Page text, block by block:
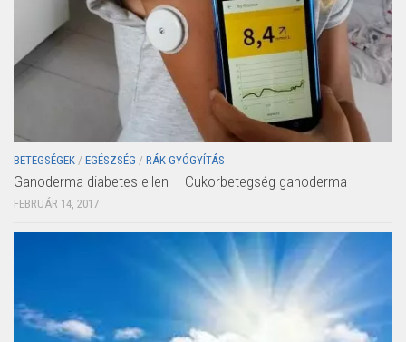
BETEGSÉGEK / EGÉSZSÉG / RÁK GYÓGYÍTÁS
Ganoderma diabetes ellen – Cukorbetegség ganoderma
FEBRUÁR 14, 2017